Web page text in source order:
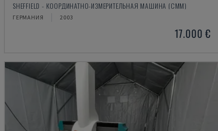
SHEFFIELD - КООРДИНАТНО-ИЗМЕРИТЕЛЬНАЯ МАШИНА (CMM)
ГЕРМАНИЯ 2003
17.000 €